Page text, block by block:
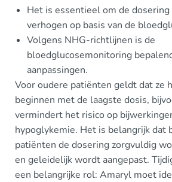
Het is essentieel om de dosering
verhogen op basis van de
Volgens NHG-richtlijnen is de
bloedglucosemonitoring
aanpassingen.
Voor oudere patiënten geldt dat ze
beginnen met de laagste dosis,
vermindert het risico op
hypoglykemie. Het is belangrijk dat
patiënten de dosering zorgvuldig
en geleidelijk wordt aangepast.
een belangrijke rol: Amaryl moet